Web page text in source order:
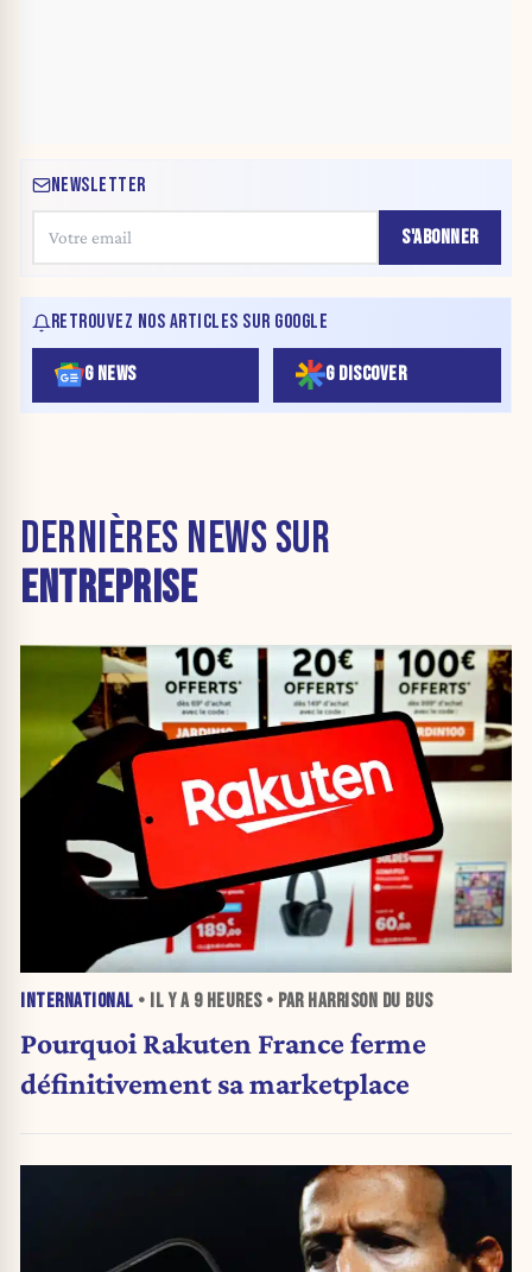
NEWSLETTER
S'ABONNER
RETROUVEZ NOS ARTICLES SUR GOOGLE
G NEWS G DISCOVER
DERNIÈRES NEWS SUR
ENTREPRISE
INTERNATIONAL • IL Y A 9 HEURES• PAR HARRISON DU BUS
Pourquoi Rakuten France ferme
définitivement sa marketplace